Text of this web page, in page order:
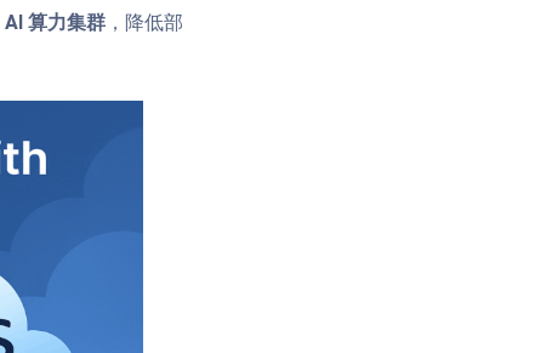
AI 算力集群 ，降低部